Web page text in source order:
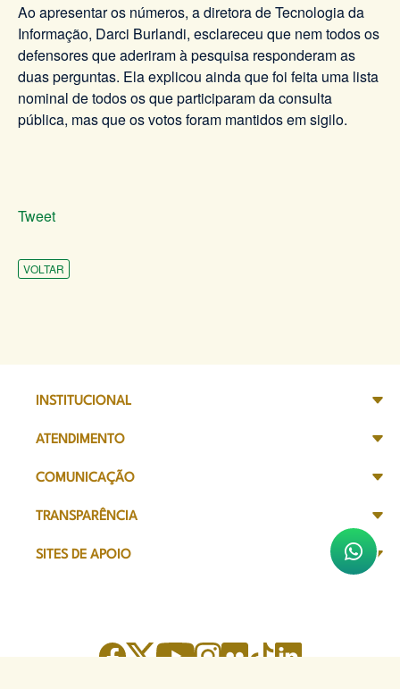
Ao apresentar os números, a diretora de Tecnologia da
Informação, Darci Burlandi, esclareceu que nem todos os
defensores que aderiram à pesquisa responderam as
duas perguntas. Ela explicou ainda que foi feita uma lista
nominal de todos os que participaram da consulta
pública, mas que os votos foram mantidos em sigilo.
Tweet
VOLTAR
INSTITUCIONAL
ATENDIMENTO
COMUNICAÇÃO
TRANSPARÊNCIA
SITES DE APOIO